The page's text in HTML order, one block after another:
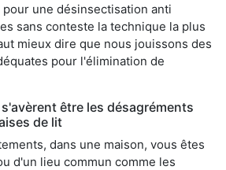
une désinsectisation anti
sans conteste la technique la plus
mieux dire que nous jouissons des
pour l'élimination de
être les désagréments
de lit
dans une maison, vous êtes
d'un lieu commun comme les